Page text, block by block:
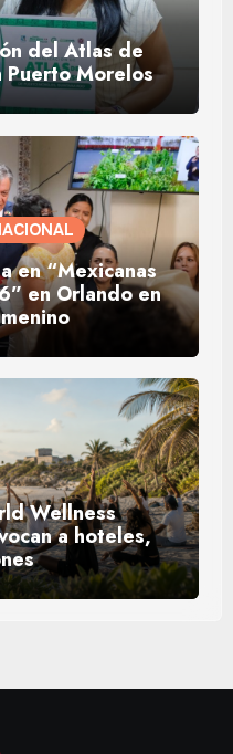
del Atlas de
Puerto Morelos
en “Mexicanas
en Orlando en
Wellness
a hoteles,